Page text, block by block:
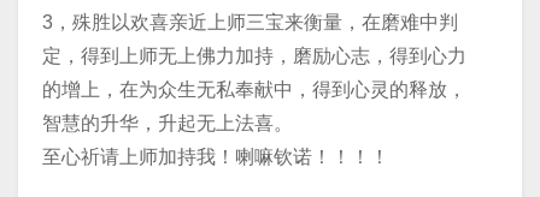
3，殊胜以欢喜亲近上师三宝来衡量，在磨难中判
定，得到上师无上佛力加持，磨励心志，得到心力
的增上，在为众生无私奉献中，得到心灵的释放，
智慧的升华，升起无上法喜。
至心祈请上师加持我！喇嘛钦诺！！！！